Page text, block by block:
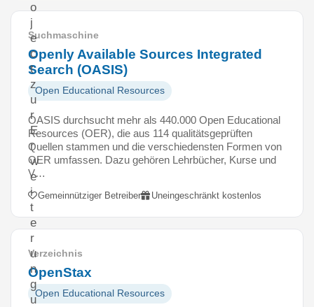
o
j
e
c
t
z
u
r
E
r
w
e
i
t
e
r
u
n
g
u
Suchmaschine
Openly Available Sources Integrated
Search (OASIS)
Open Educational Resources
OASIS durchsucht mehr als 440.000 Open Educational
Resources (OER), die aus 114 qualitätsgeprüften
Quellen stammen und die verschiedensten Formen von
OER umfassen. Dazu gehören Lehrbücher, Kurse und
V…
Gemeinnütziger Betreiber Uneingeschränkt kostenlos
Verzeichnis
OpenStax
Open Educational Resources